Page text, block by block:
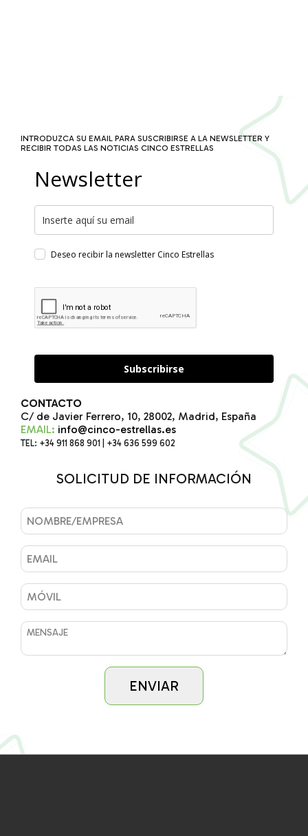
INTRODUZCA SU EMAIL PARA SUSCRIBIRSE A LA NEWSLETTER Y
RECIBIR TODAS LAS NOTICIAS CINCO ESTRELLAS
Newsletter
Deseo recibir la newsletter Cinco Estrellas
Subscribirse
CONTACTO
C/ de Javier Ferrero, 10, 28002, Madrid, España
EMAIL: info@cinco-estrellas.es
TEL: +34 911 868 901 | +34 636 599 602
SOLICITUD DE INFORMACIÓN